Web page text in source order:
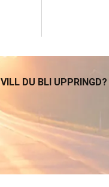
VILL DU BLI UPPRINGD?